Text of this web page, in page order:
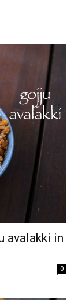
in
0